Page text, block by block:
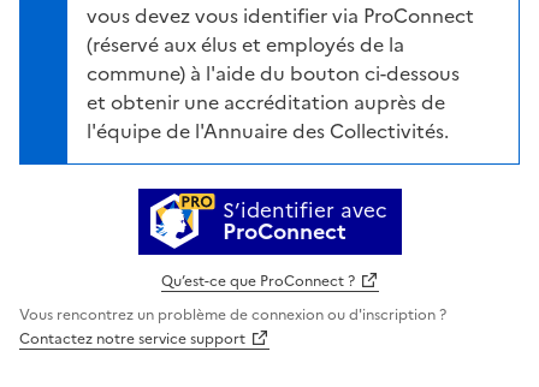
vous devez vous identifier via ProConnect
(réservé aux élus et employés de la
commune) à l'aide du bouton ci-dessous
et obtenir une accréditation auprès de
l'équipe de l'Annuaire des Collectivités.
S’identifier avec
ProConnect
Qu’est-ce que ProConnect ?
Vous rencontrez un problème de connexion ou d'inscription ?
Contactez notre service support